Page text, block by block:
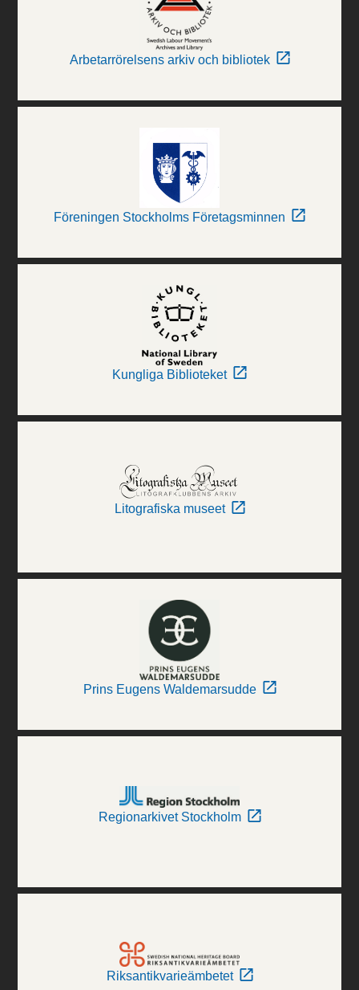
Arbetarrörelsens arkiv och bibliotek
Föreningen Stockholms Företagsminnen
Kungliga Biblioteket
Litografiska museet
Prins Eugens Waldemarsudde
Regionarkivet Stockholm
Riksantikvarieämbetet